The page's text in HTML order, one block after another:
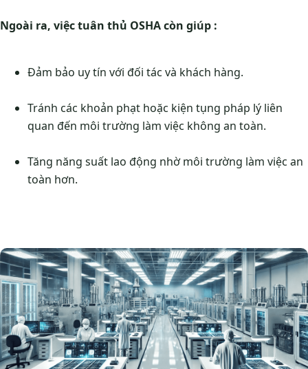
Ngoài ra, việc tuân thủ OSHA còn giúp :
Đảm bảo uy tín với đối tác và khách hàng.
Tránh các khoản phạt hoặc kiện tụng pháp lý liên
quan đến môi trường làm việc không an toàn.
Tăng năng suất lao động nhờ môi trường làm việc an
toàn hơn.